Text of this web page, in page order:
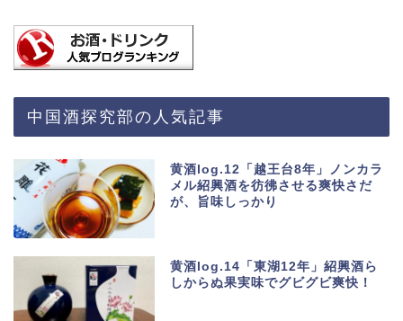
中国酒探究部の人気記事
黄酒log.12「越王台8年」ノンカラ
メル紹興酒を彷彿させる爽快さだ
が、旨味しっかり
黄酒log.14「東湖12年」紹興酒ら
しからぬ果実味でグビグビ爽快！